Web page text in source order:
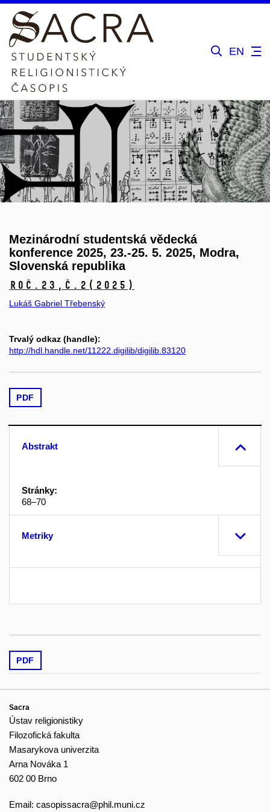
EN
Mezinárodní studentská vědecká
konference 2025, 23.-25. 5. 2025, Modra,
Slovenská republika
Roč.23, č.2 (2025)
Lukáš Gabriel Třebenský
Trvalý odkaz (handle):
http://hdl.handle.net/11222.digilib/digilib.83120
PDF
Abstrakt
Stránky:
68–70
Metriky
PDF
Sacra
Ústav religionistiky
Filozofická fakulta
Masarykova univerzita
Arna Nováka 1
602 00 Brno
Email: casopissacra@phil.muni.cz